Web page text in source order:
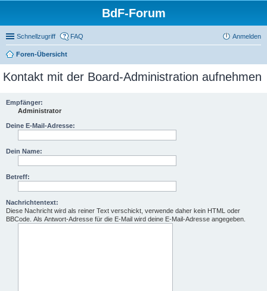
BdF-Forum
Schnellzugriff FAQ Anmelden
Foren-Übersicht
Kontakt mit der Board-Administration aufnehmen
Empfänger:
Administrator
Deine E-Mail-Adresse:
Dein Name:
Betreff:
Nachrichtentext:
Diese Nachricht wird als reiner Text verschickt, verwende daher kein HTML oder
BBCode. Als Antwort-Adresse für die E-Mail wird deine E-Mail-Adresse angegeben.